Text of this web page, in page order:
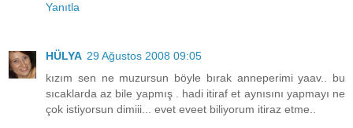
Yanıtla
HÜLYA 29 Ağustos 2008 09:05
kızım sen ne muzursun böyle bırak anneperimi yaav.. bu
sıcaklarda az bile yapmış . hadi itiraf et aynısını yapmayı ne
çok istiyorsun dimiii... evet eveet biliyorum itiraz etme..